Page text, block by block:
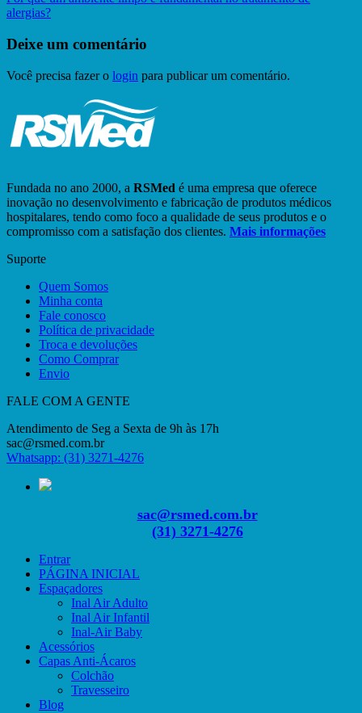
alergias?
Deixe um comentário
Você precisa fazer o login para publicar um comentário.
Fundada no ano 2000, a RSMed é uma empresa que oferece
inovação no desenvolvimento e fabricação de produtos médicos
hospitalares, tendo como foco a qualidade de seus produtos e o
compromisso com a satisfação dos clientes. Mais informações
Suporte
Quem Somos
Minha conta
Fale conosco
Política de privacidade
Troca e devoluções
Como Comprar
Envio
FALE COM A GENTE
Atendimento de Seg a Sexta de 9h às 17h
sac@rsmed.com.br
Whatsapp: (31) 3271-4276
sac@rsmed.com.br
(31) 3271-4276
Entrar
PÁGINA INICIAL
Espaçadores
Inal Air Adulto
Inal Air Infantil
Inal-Air Baby
Acessórios
Capas Anti-Ácaros
Colchão
Travesseiro
Blog